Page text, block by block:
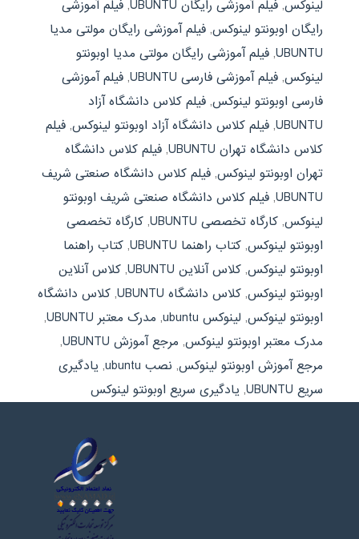
لینوکس, فیلم آموزشی رایگان UBUNTU , فیلم آموزشی
رایگان اوبونتو لینوکس, فیلم آموزشی رایگان مولتی مدیا
UBUNTU
, فیلم آموزشی رایگان مولتی مدیا اوبونتو
لینوکس, فیلم آموزشی فارسی UBUNTU , فیلم آموزشی
فارسی اوبونتو لینوکس, فیلم کلاس دانشگاه آزاد
UBUNTU
, فیلم کلاس دانشگاه آزاد اوبونتو لینوکس, فیلم
کلاس دانشگاه تهران UBUNTU
, فیلم کلاس دانشگاه
تهران اوبونتو لینوکس, فیلم کلاس دانشگاه صنعتی شریف
UBUNTU
, فیلم کلاس دانشگاه صنعتی شریف اوبونتو
لینوکس, کارگاه تخصصی UBUNTU , کارگاه تخصصی
اوبونتو لینوکس, کتاب راهنما UBUNTU , کتاب راهنما
اوبونتو لینوکس, کلاس آنلاین UBUNTU , کلاس آنلاین
اوبونتو لینوکس, کلاس دانشگاه UBUNTU , کلاس دانشگاه
اوبونتو لینوکس, لینوکس ubuntu , مدرک معتبر UBUNTU
,
مدرک معتبر اوبونتو لینوکس, مرجع آموزش UBUNTU
,
مرجع آموزش اوبونتو لینوکس, نصب ubuntu , یادگیری
سریع UBUNTU
, یادگیری سریع اوبونتو لینوکس